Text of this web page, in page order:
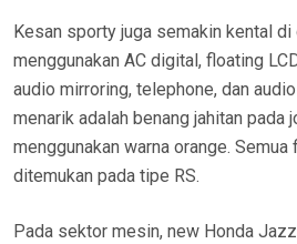
Kesan sporty juga semakin kental
menggunakan AC digital, floating
audio mirroring, telephone, dan
menarik adalah benang jahitan pada
menggunakan warna orange.
ditemukan pada tipe RS.
Pada sektor mesin, new Honda